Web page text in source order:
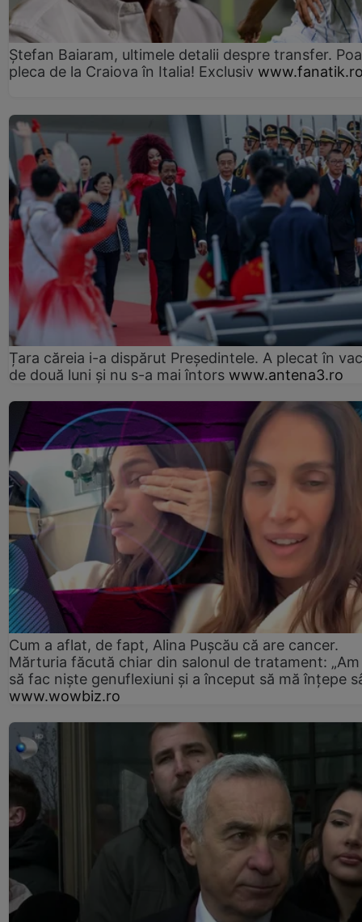
Ștefan Baiaram, ultimele detalii despre transfer.
pleca de la Craiova în Italia! Exclusiv
Țara căreia i-a dispărut Președintele. A plecat în
de două luni și nu s-a mai întors www.antena3.ro
Cum a aflat, de fapt, Alina Pușcău că are cancer.
Mărturia făcută chiar din salonul de tratament:
să fac niște genuflexiuni și a început să mă înțepe
www.wowbiz.ro